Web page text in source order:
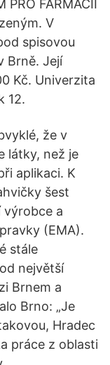
FARMACII
V
spisovou
Brně. Její
Kč. Univerzita
12.
že v
látky, než je
aplikaci. K
šest
výrobce a
(EMA).
stále
největší
Brnem a
Brno: „Je
Hradec
práce z oblasti